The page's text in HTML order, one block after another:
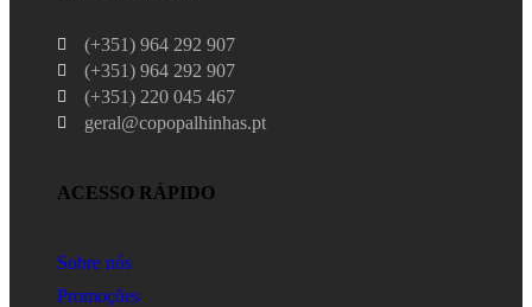
(+351) 964 292 907
(+351) 964 292 907
(+351) 220 045 467
geral@copopalhinhas.pt
ACESSO RÁPIDO
Sobre nós
Promoções